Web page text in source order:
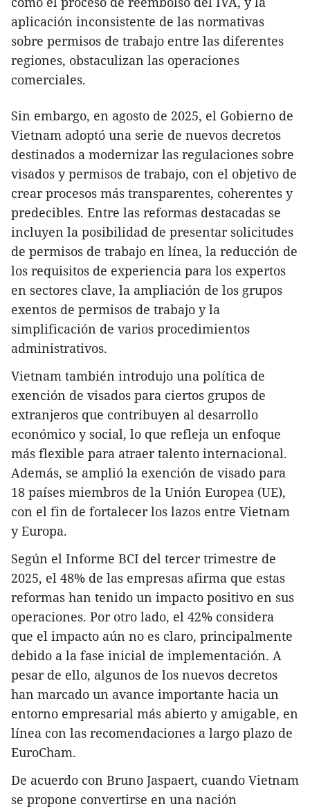
aplicación inconsistente de las normativas
sobre permisos de trabajo entre las diferentes
regiones, obstaculizan las operaciones
comerciales.
Sin embargo, en agosto de 2025, el Gobierno de
Vietnam adoptó una serie de nuevos decretos
destinados a modernizar las regulaciones sobre
visados y permisos de trabajo, con el objetivo de
crear procesos más transparentes, coherentes y
predecibles. Entre las reformas destacadas se
incluyen la posibilidad de presentar solicitudes
de permisos de trabajo en línea, la reducción de
los requisitos de experiencia para los expertos
en sectores clave, la ampliación de los grupos
exentos de permisos de trabajo y la
simplificación de varios procedimientos
administrativos.
Vietnam también introdujo una política de
exención de visados para ciertos grupos de
extranjeros que contribuyen al desarrollo
económico y social, lo que refleja un enfoque
más flexible para atraer talento internacional.
Además, se amplió la exención de visado para
18 países miembros de la Unión Europea (UE),
con el fin de fortalecer los lazos entre Vietnam
y Europa.
Según el Informe BCI del tercer trimestre de
2025, el 48% de las empresas afirma que estas
reformas han tenido un impacto positivo en sus
operaciones. Por otro lado, el 42% considera
que el impacto aún no es claro, principalmente
debido a la fase inicial de implementación. A
pesar de ello, algunos de los nuevos decretos
han marcado un avance importante hacia un
entorno empresarial más abierto y amigable, en
línea con las recomendaciones a largo plazo de
EuroCham.
De acuerdo con Bruno Jaspaert, cuando Vietnam
se propone convertirse en una nación